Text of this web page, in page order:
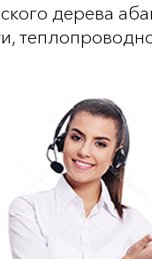
дерева